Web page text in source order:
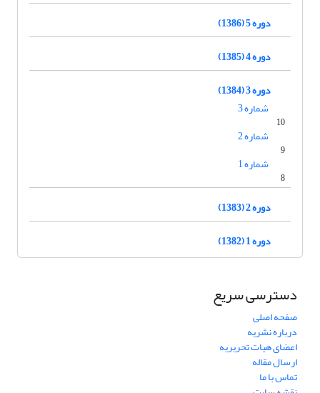
دوره 5 (1386)
دوره 4 (1385)
دوره 3 (1384)
شماره 3
10
شماره 2
9
شماره 1
8
دوره 2 (1383)
دوره 1 (1382)
دسترسی سریع
صفحه اصلی
درباره نشریه
اعضای هیات تحریریه
ارسال مقاله
تماس با ما